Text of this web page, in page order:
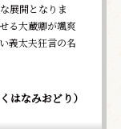
展開となりま
る大蔵卿が颯爽
義太夫狂言の名
はなみおどり）